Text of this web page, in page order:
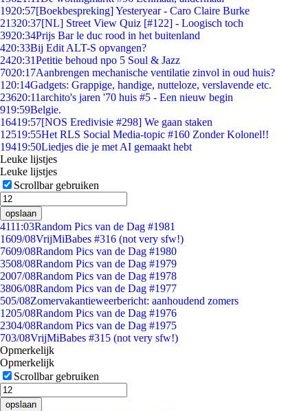
1920:57[Boekbespreking] Yesteryear - Caro Claire Burke
21320:37[NL] Street View Quiz [#122] - Loogisch toch
3920:34Prijs Bar le duc rood in het buitenland
420:33Bij Edit ALT-S opvangen?
2420:31Petitie behoud npo 5 Soul & Jazz
7020:17Aanbrengen mechanische ventilatie zinvol in oud huis?
1 20:14Gadgets: Grappige, handige, nutteloze, verslavende etc.
23620:11archito's jaren '70 huis #5 - Een nieuw begin
919:59Belgie.
16419:57[NOS Eredivisie #298] We gaan staken
12519:55Het RLS Social Media-topic #160 Zonder Kolonel!!
19419:50Liedjes die je met AI gemaakt hebt
Leuke lijstjes
Leuke lijstjes
Scrollbar gebruiken
opslaan
4111:03Random Pics van de Dag #1981
1609/08VrijMiBabes #316 (not very sfw!)
7609/08Random Pics van de Dag #1980
3508/08Random Pics van de Dag #1979
2007/08Random Pics van de Dag #1978
3806/08Random Pics van de Dag #1977
505/08Zomervakantieweerbericht: aanhoudend zomers
1205/08Random Pics van de Dag #1976
2304/08Random Pics van de Dag #1975
703/08VrijMiBabes #315 (not very sfw!)
Opmerkelijk
Opmerkelijk
Scrollbar gebruiken
opslaan